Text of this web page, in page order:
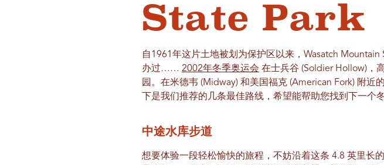
State Park
自1961年这片土地被划为保护区以来，Wasatch
办过…… 2002年冬季奥运会 在士兵谷 (Soldier Hollow)，
园。在米德韦 (Midway) 和美国福克 (American Fork) 附
下是我们推荐的几条最佳路线，希望能帮助您找到下一个
中途水库步道
想要体验一段轻松愉快的旅程，不妨沿着这条 4.8 英里长